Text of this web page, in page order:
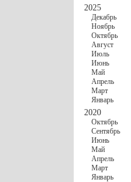
2025
Декабрь
Ноябрь
Октябрь
Август
Июль
Июнь
Май
Апрель
Март
Январь
2020
Октябрь
Сентябрь
Июнь
Май
Апрель
Март
Январь